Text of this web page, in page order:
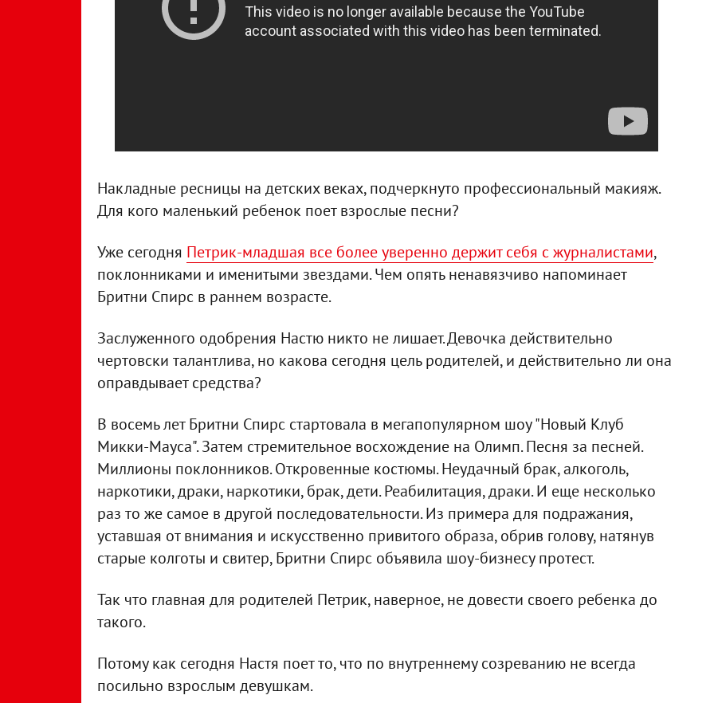
Накладные ресницы на детских веках, подчеркнуто профессиональный макияж.
Для кого маленький ребенок поет взрослые песни?
Уже сегодня Петрик-младшая все более уверенно держит себя с журналистами,
поклонниками и именитыми звездами. Чем опять ненавязчиво напоминает
Бритни Спирс в раннем возрасте.
Заслуженного одобрения Настю никто не лишает. Девочка действительно
чертовски талантлива, но какова сегодня цель родителей, и действительно ли она
оправдывает средства?
В восемь лет Бритни Спирс стартовала в мегапопулярном шоу "Новый Клуб
Микки-Мауса". Затем стремительное восхождение на Олимп. Песня за песней.
Миллионы поклонников. Откровенные костюмы. Неудачный брак, алкоголь,
наркотики, драки, наркотики, брак, дети. Реабилитация, драки. И еще несколько
раз то же самое в другой последовательности. Из примера для подражания,
уставшая от внимания и искусственно привитого образа, обрив голову, натянув
старые колготы и свитер, Бритни Спирс объявила шоу-бизнесу протест.
Так что главная для родителей Петрик, наверное, не довести своего ребенка до
такого.
Потому как сегодня Настя поет то, что по внутреннему созреванию не всегда
посильно взрослым девушкам.